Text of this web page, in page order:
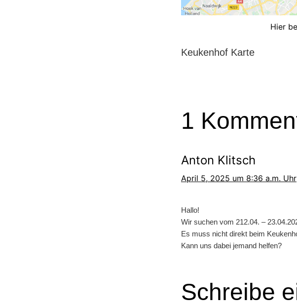
Hier
Keukenhof Karte
1
Anton Klitsch
April 5, 2025 um 8:36 a.m. Uhr
Hallo!
Wir suchen vom 212.04. –
Es muss nicht direkt beim
Kann uns dabei jemand helfen?
Schreibe